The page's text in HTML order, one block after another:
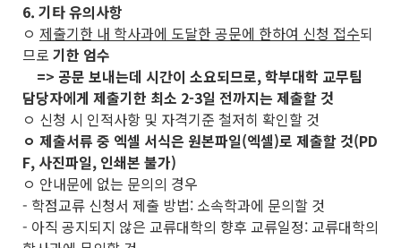
6. 기타 유의사항
ㅇ 제출기한 내 학사과에 도달한 공문에 한하여 신청 접수되
므로 기한 엄수
=> 공문 보내는데 시간이 소요되므로, 학부대학 교무팀
담당자에게 제출기한 최소 2-3일 전까지는 제출할 것
ㅇ 신청 시 인적사항 및 자격기준 철저히 확인할 것
ㅇ 제출서류 중 엑셀 서식은 원본파일(엑셀)로 제출할 것(PD
F, 사진파일, 인쇄본 불가)
ㅇ 안내문에 없는 문의의 경우
- 학점교류 신청서 제출 방법: 소속학과에 문의할 것
- 아직 공지되지 않은 교류대학의 향후 교류일정: 교류대학의